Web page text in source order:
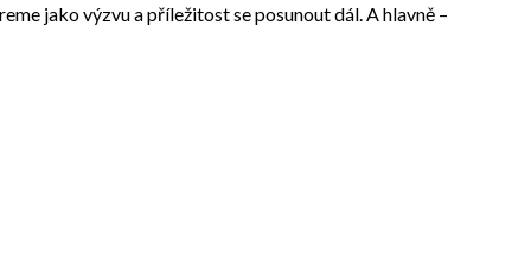
jako výzvu a příležitost se posunout dál. A hlavně –